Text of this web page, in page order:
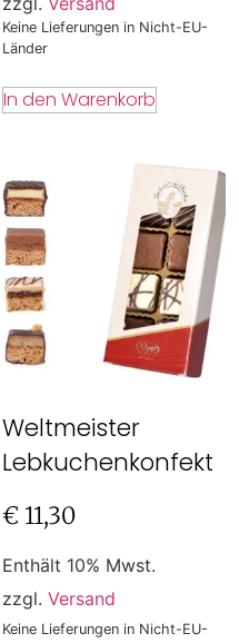
Keine Lieferungen in Nicht-EU-
Länder
In den Warenkorb
Weltmeister
Lebkuchenkonfekt
€ 11,30
Enthält 10% Mwst.
zzgl. Versand
Keine Lieferungen in Nicht-EU-